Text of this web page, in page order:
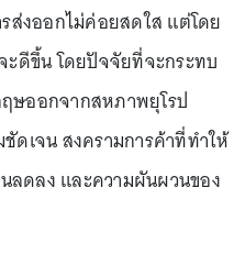
ส่งออกไม่ค่อยสดใส แต่โดย
ะดีขึ้น โดยปัจจัยที่จะกระทบ
ษออกจากสหภาพยุโรป
ดเจน สงครามการค้าที่ทำให้
ลดลง และความผันผวนของ